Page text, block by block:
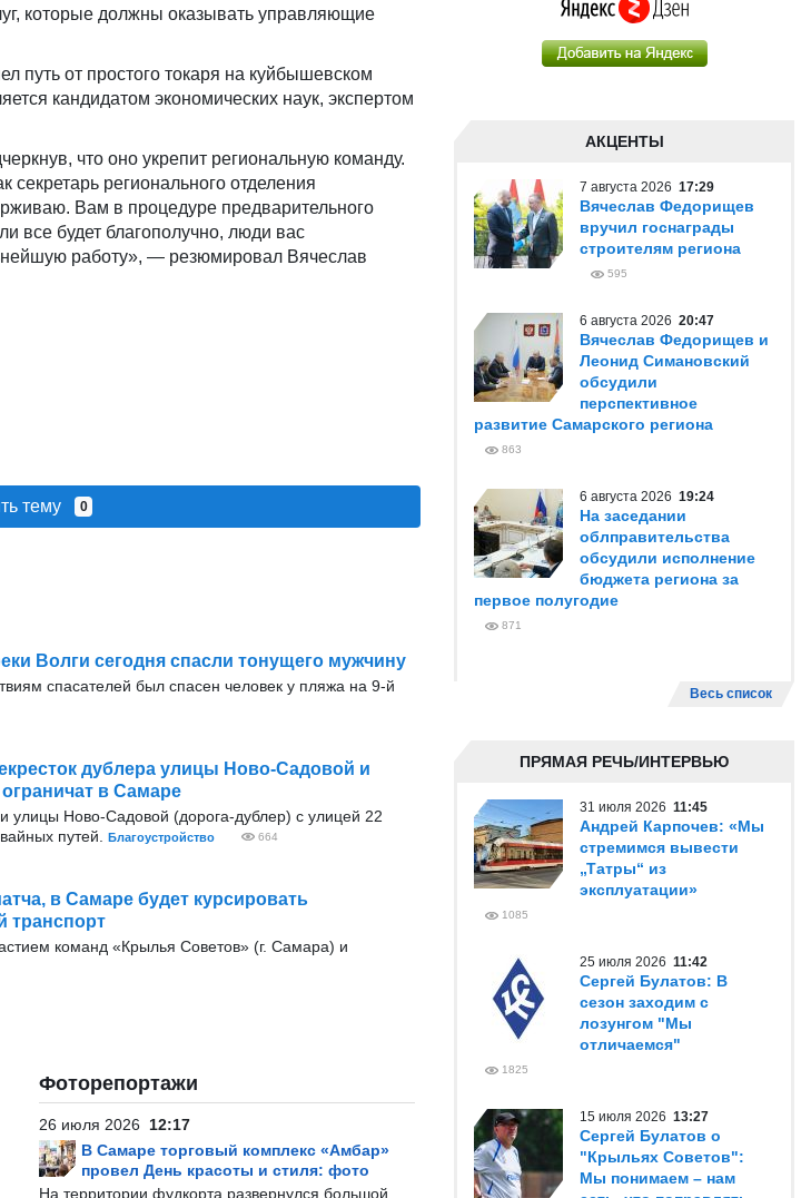
которые должны оказывать управляющие
путь от простого токаря на куйбышевском
кандидатом экономических наук, экспертом
что оно укрепит региональную команду.
регионального отделения
Вам в процедуре предварительного
все будет благополучно, люди вас
работу», — резюмировал Вячеслав
тему 0
Волги сегодня спасли тонущего мужчину
спасателей был спасен человек у пляжа на 9-й
дублера улицы Ново-Садовой и
в Самаре
улицы Ново-Садовой (дорога-дублер) с улицей 22
путей.
Благоустройство 664
в Самаре будет курсировать
транспорт
команд «Крылья Советов» (г. Самара) и
Фоторепортажи
26 июля 2026 12:17
В Самаре торговый комплекс «Амбар»
провел День красоты и стиля: фото
На территории фудкорта развернулся большой
АКЦЕНТЫ
7 августа 2026 17:29
Вячеслав Федорищев
вручил госнаграды
строителям региона
595
6 августа 2026 20:47
Вячеслав Федорищев и
Леонид Симановский
обсудили
перспективное
развитие Самарского региона
863
6 августа 2026 19:24
На заседании
облправительства
обсудили исполнение
бюджета региона за
первое полугодие
871
Весь список
ПРЯМАЯ РЕЧЬ/ИНТЕРВЬЮ
31 июля 2026 11:45
Андрей Карпочев: «Мы
стремимся вывести
„Татры“ из
эксплуатации»
1085
25 июля 2026 11:42
Сергей Булатов: В
сезон заходим с
лозунгом "Мы
отличаемся"
1825
15 июля 2026 13:27
Сергей Булатов о
"Крыльях Советов":
Мы понимаем – нам